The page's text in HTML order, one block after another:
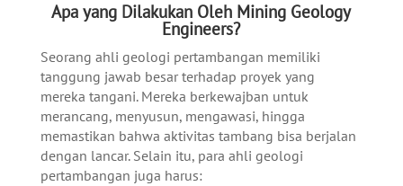
Apa yang Dilakukan Oleh Mining Geology
Engineers?
Seorang ahli geologi pertambangan memiliki
tanggung jawab besar terhadap proyek yang
mereka tangani. Mereka berkewajban untuk
merancang, menyusun, mengawasi, hingga
memastikan bahwa aktivitas tambang bisa berjalan
dengan lancar. Selain itu, para ahli geologi
pertambangan juga harus: